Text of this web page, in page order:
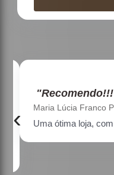
Maria Lúcia Franco
Uma ótima loja,
‹